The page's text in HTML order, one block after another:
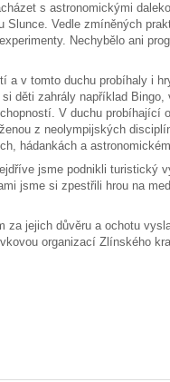
s astronomickými
Slunce. Vedle zmíněných
Nechybělo ani
a v tomto duchu probíhaly i
děti zahrály například
V duchu probíhající
z neolympijských
hádankách a
jsme podnikli turistický
jsme si zpestřili hrou na
za jejich důvěru a ochotu
organizací Zlínského